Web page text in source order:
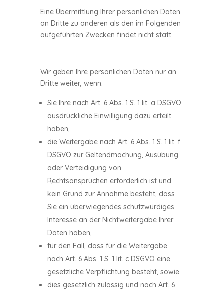
Eine Übermittlung Ihrer persönlichen Daten
an Dritte zu anderen als den im Folgenden
aufgeführten Zwecken findet nicht statt.
Wir geben Ihre persönlichen Daten nur an
Dritte weiter, wenn:
Sie Ihre nach Art. 6 Abs. 1 S. 1 lit. a DSGVO
ausdrückliche Einwilligung dazu erteilt
haben,
die Weitergabe nach Art. 6 Abs. 1 S. 1 lit. f
DSGVO zur Geltendmachung, Ausübung
oder Verteidigung von
Rechtsansprüchen erforderlich ist und
kein Grund zur Annahme besteht, dass
Sie ein überwiegendes schutzwürdiges
Interesse an der Nichtweitergabe Ihrer
Daten haben,
für den Fall, dass für die Weitergabe
nach Art. 6 Abs. 1 S. 1 lit. c DSGVO eine
gesetzliche Verpflichtung besteht, sowie
dies gesetzlich zulässig und nach Art. 6